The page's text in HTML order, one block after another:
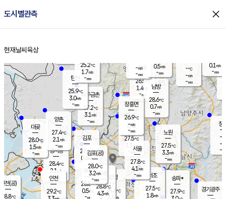
도시별관측 close
홈
현재날씨 육상
양주
26.5℃
1.4
-mm
과천
경기광주
경서동
28.4℃
2.1 m/s
-mm
파주금촌
27.2℃
3.1 m/s
-mm
-℃
-m/s
-mm
대곶
28.0℃
1.5m/s
-mm
창
-
-m/
-
탄현
25.9℃
3.0m/s
-mm
0.1 m/s
-mm
김포
27.6℃
0.6 m/s
mm
광명
28.6 ℃
2.3 m/s
부천
28.8℃
0.5m/s
-mm
양촌
27.4℃
2.1 m/s
-mm
구로
28.8℃
4.3m/s
은평
27.5℃
3.3 m/s
- mm
노원
27.5℃
3.3m/s
-mm
송파*
27.9℃
서초
27.5℃
1.8m/s
남방
28.6℃
0.7m/s
-mm
장흥면
26.9℃
-m/s
-mm
-m/s
-mm
인천(공)
28.8℃
김포(공)
28.0℃
3.2m/s
-mm
인천
29.2℃
서울
27.8℃
4.1 m/s
-mm
25.2℃
1.7m/s
-mm
0.5m/s
-mm